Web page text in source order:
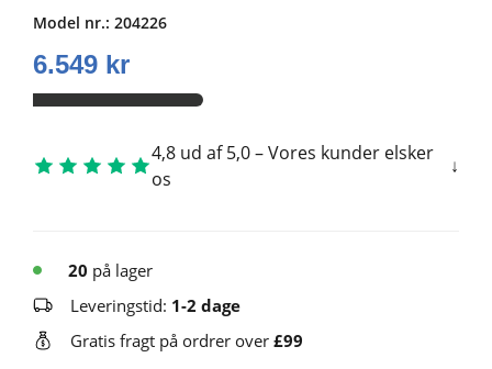
Model nr.: 204226
6.549 kr
4,8 ud af 5,0 – Vores kunder elsker
os
20 på lager
Leveringstid: 1-2 dage
Gratis fragt på ordrer over £99